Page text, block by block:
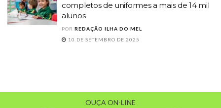
completos de uniformes a mais de 14 mil
alunos
POR REDAÇÃO ILHA DO MEL
10 DE SETEMBRO DE 2025
OUÇA ON-LINE